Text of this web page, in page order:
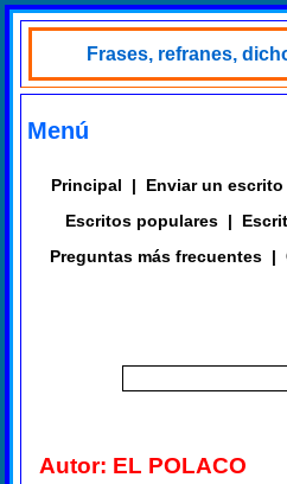
Frases, refranes,
Menú
Principal | Enviar un escrito
Escritos populares |
Preguntas más frecuentes |
Autor: EL POLACO